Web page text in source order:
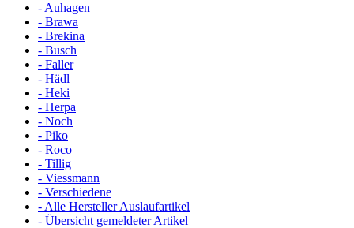
- Auhagen
- Brawa
- Brekina
- Busch
- Faller
- Hädl
- Heki
- Herpa
- Noch
- Piko
- Roco
- Tillig
- Viessmann
- Verschiedene
- Alle Hersteller Auslaufartikel
- Übersicht gemeldeter Artikel